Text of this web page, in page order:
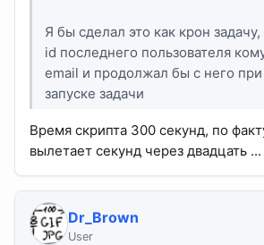
Я бы сделал это как крон
id последнего пользователя
email и продолжал бы с него
запуске задачи
Время скрипта 300 секунд, по
вылетает секунд через двадцать ...
Dr_Brown
User